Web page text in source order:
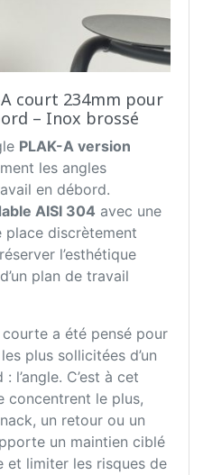
court 234mm pour
– Inox brossé
PLAK-A version
les angles
en débord.
AISI 304 avec une
place discrètement
l’esthétique
plan de travail
a été pensé pour
plus sollicitées d’un
l’angle. C’est à cet
concentrent le plus,
un retour ou un
un maintien ciblé
et limiter les risques de